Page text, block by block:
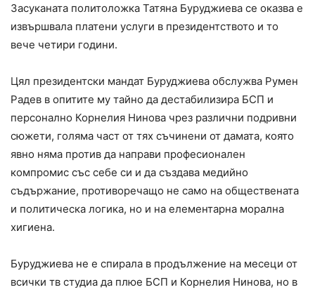
Засуканата политоложка Татяна Буруджиева се оказва е
извършвала платени услуги в президентството и то
вече четири години.
Цял президентски мандат Буруджиева обслужва Румен
Радев в опитите му тайно да дестабилизира БСП и
персонално Корнелия Нинова чрез различни подривни
сюжети, голяма част от тях съчинени от дамата, която
явно няма против да направи професионален
компромис със себе си и да създава медийно
съдържание, противоречащо не само на обществената
и политическа логика, но и на елементарна морална
хигиена.
Буруджиева не е спирала в продължение на месеци от
всички тв студиа да плюе БСП и Корнелия Нинова, но в